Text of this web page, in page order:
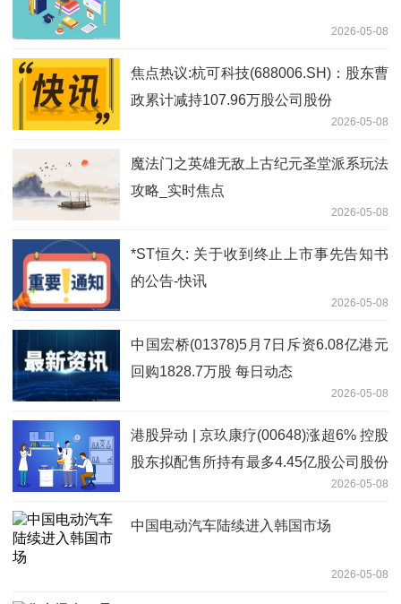
2026-05-08
焦点热议:杭可科技(688006.SH)：股东曹
政累计减持107.96万股公司股份
2026-05-08
魔法门之英雄无敌上古纪元圣堂派系玩法
攻略_实时焦点
2026-05-08
*ST恒久: 关于收到终止上市事先告知书
的公告-快讯
2026-05-08
中国宏桥(01378)5月7日斥资6.08亿港元
回购1828.7万股 每日动态
2026-05-08
港股异动 | 京玖康疗(00648)涨超6% 控股
股东拟配售所持有最多4.45亿股公司股份
2026-05-08
中国电动汽车陆续进入韩国市场
2026-05-08